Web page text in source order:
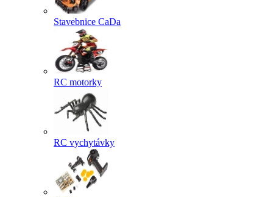
Stavebnice CaDa
RC motorky
RC vychytávky